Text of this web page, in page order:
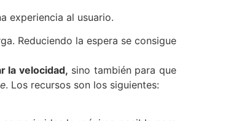
experiencia al usuario.
Reduciendo la espera se consigue
la velocidad, sino también para que
. Los recursos son los siguientes: